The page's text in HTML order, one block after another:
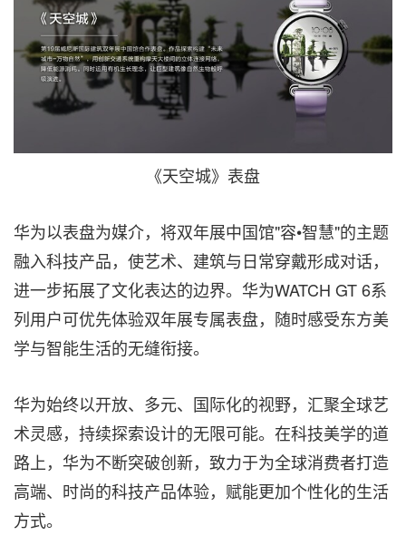
《天空城》表盘
华为以表盘为媒介，将双年展中国馆"容•智慧"的主题
融入科技产品，使艺术、建筑与日常穿戴形成对话，
进一步拓展了文化表达的边界。华为WATCH GT 6系
列用户可优先体验双年展专属表盘，随时感受东方美
学与智能生活的无缝衔接。
华为始终以开放、多元、国际化的视野，汇聚全球艺
术灵感，持续探索设计的无限可能。在科技美学的道
路上，华为不断突破创新，致力于为全球消费者打造
高端、时尚的科技产品体验，赋能更加个性化的生活
方式。